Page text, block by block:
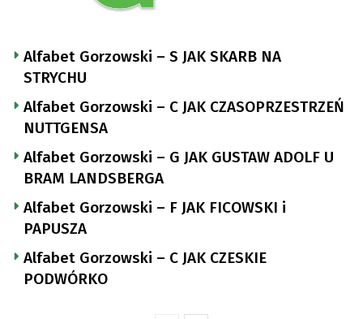
Alfabet Gorzowski – S JAK SKARB NA
STRYCHU
Alfabet Gorzowski – C JAK CZASOPRZESTRZEŃ
NUTTGENSA
Alfabet Gorzowski – G JAK GUSTAW ADOLF U
BRAM LANDSBERGA
Alfabet Gorzowski – F JAK FICOWSKI i
PAPUSZA
Alfabet Gorzowski – C JAK CZESKIE
PODWÓRKO